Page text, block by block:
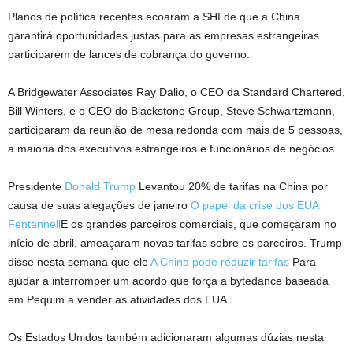
Planos de política recentes ecoaram a SHI de que a China
garantirá oportunidades justas para as empresas estrangeiras
participarem de lances de cobrança do governo.
A Bridgewater Associates Ray Dalio, o CEO da Standard Chartered,
Bill Winters, e o CEO do Blackstone Group, Steve Schwartzmann,
participaram da reunião de mesa redonda com mais de 5 pessoas,
a maioria dos executivos estrangeiros e funcionários de negócios.
Presidente Donald Trump Levantou 20% de tarifas na China por
causa de suas alegações de janeiro O papel da crise dos EUA
FentannellE os grandes parceiros comerciais, que começaram no
início de abril, ameaçaram novas tarifas sobre os parceiros. Trump
disse nesta semana que eleA China pode reduzir tarifas Para
ajudar a interromper um acordo que força a bytedance baseada
em Pequim a vender as atividades dos EUA.
Os Estados Unidos também adicionaram algumas dúzias nesta